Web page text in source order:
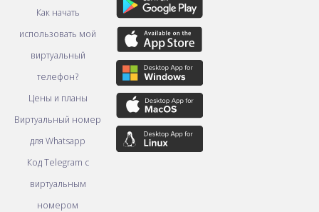
Как начать
использовать мой
виртуальный
телефон?
Цены и планы
Виртуальный номер
для Whatsapp
Код Telegram с
виртуальным
номером